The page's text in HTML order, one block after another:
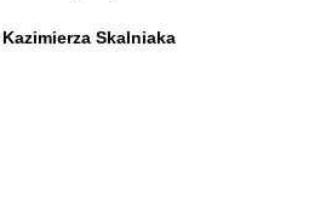
Skalniaka